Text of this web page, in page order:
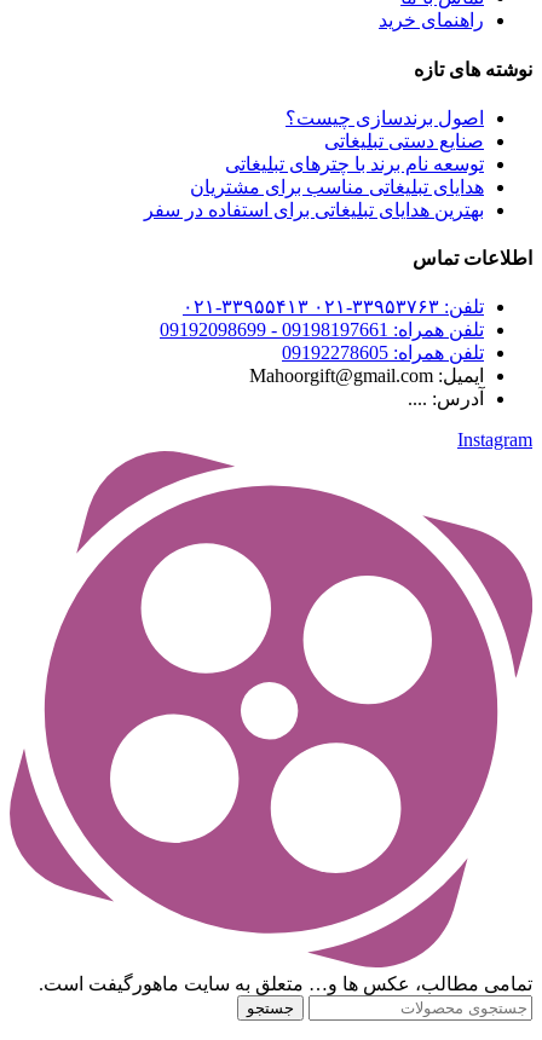
راهنمای خرید
نوشته های تازه
اصول برندسازی چیست؟
صنایع دستی تبلیغاتی
توسعه نام برند با چترهای تبلیغاتی
هدایای تبلیغاتی مناسب برای مشتریان
بهترین هدایای تبلیغاتی برای استفاده در سفر
اطلاعات تماس
تلفن: ۳۳۹۵۳۷۶۳-۰۲۱ ۳۳۹۵۵۴۱۳-۰۲۱
تلفن همراه: 09198197661 - 09192098699
تلفن همراه: 09192278605
ایمیل: Mahoorgift@gmail.com
آدرس: ....
Instagram
تمامی مطالب، عکس ها و… متعلق به سایت ماهورگیفت است.
جستجو